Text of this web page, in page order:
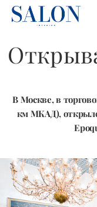
В Москве, в
км МКАД),